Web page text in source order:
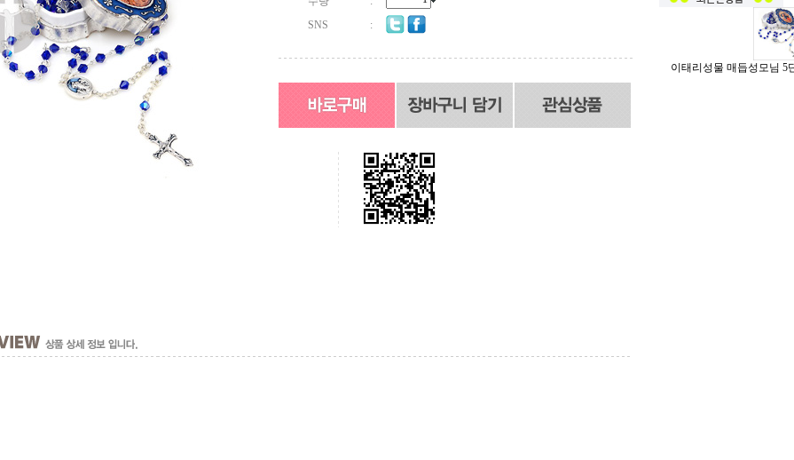
SNS
:
이태리성물 매듭성모님 5